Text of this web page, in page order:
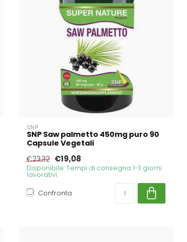
SNP
SNP Saw palmetto 450mg puro 90
Capsule Vegetali
€23,32 €19,08
Disponibile. Tempi di consegna 1-3 giorni
lavorativi
Confronta